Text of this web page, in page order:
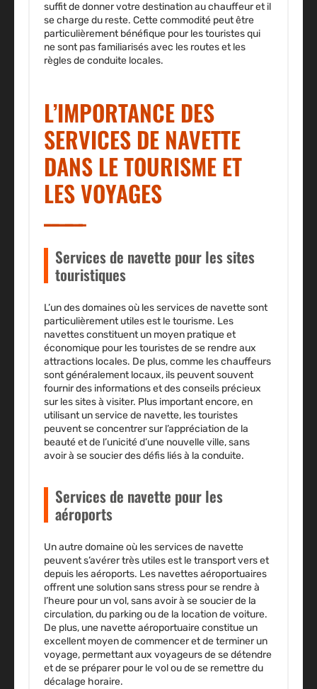
suffit de donner votre destination au chauffeur et il
se charge du reste. Cette commodité peut être
particulièrement bénéfique pour les touristes qui
ne sont pas familiarisés avec les routes et les
règles de conduite locales.
L’IMPORTANCE DES
SERVICES DE NAVETTE
DANS LE TOURISME ET
LES VOYAGES
Services de navette pour les sites
touristiques
L’un des domaines où les services de navette sont
particulièrement utiles est le tourisme. Les
navettes constituent un moyen pratique et
économique pour les touristes de se rendre aux
attractions locales. De plus, comme les chauffeurs
sont généralement locaux, ils peuvent souvent
fournir des informations et des conseils précieux
sur les sites à visiter. Plus important encore, en
utilisant un service de navette, les touristes
peuvent se concentrer sur l’appréciation de la
beauté et de l’unicité d’une nouvelle ville, sans
avoir à se soucier des défis liés à la conduite.
Services de navette pour les
aéroports
Un autre domaine où les services de navette
peuvent s’avérer très utiles est le transport vers et
depuis les aéroports. Les navettes aéroportuaires
offrent une solution sans stress pour se rendre à
l’heure pour un vol, sans avoir à se soucier de la
circulation, du parking ou de la location de voiture.
De plus, une navette aéroportuaire constitue un
excellent moyen de commencer et de terminer un
voyage, permettant aux voyageurs de se détendre
et de se préparer pour le vol ou de se remettre du
décalage horaire.